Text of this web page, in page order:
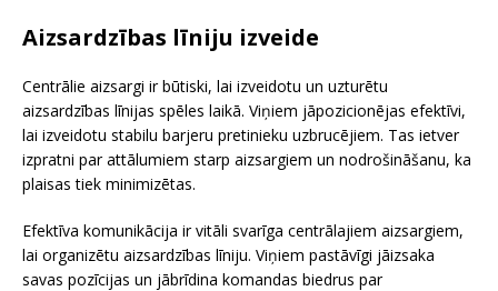
Aizsardzības līniju izveide
Centrālie aizsargi ir būtiski, lai izveidotu un uzturētu
aizsardzības līnijas spēles laikā. Viņiem jāpozicionējas efektīvi,
lai izveidotu stabilu barjeru pretinieku uzbrucējiem. Tas ietver
izpratni par attālumiem starp aizsargiem un nodrošināšanu, ka
plaisas tiek minimizētas.
Efektīva komunikācija ir vitāli svarīga centrālajiem aizsargiem,
lai organizētu aizsardzības līniju. Viņiem pastāvīgi jāizsaka
savas pozīcijas un jābrīdina komandas biedrus par